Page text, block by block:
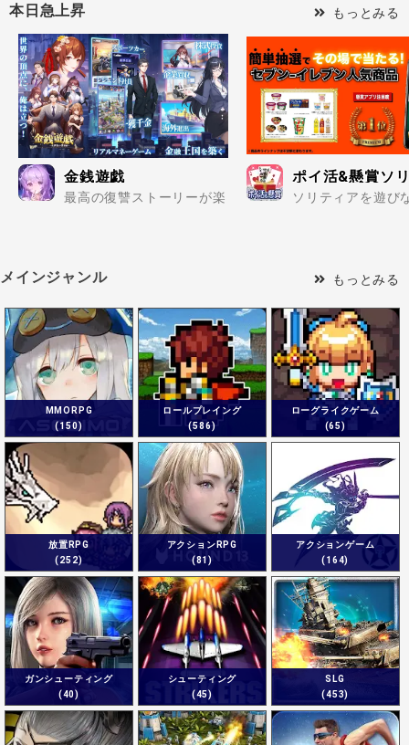
本日急上昇 もっとみる
金銭遊戯
最高の復讐ストーリーが楽しめる一発逆転商業シミュレ
ポイ活&懸賞ソ
ソリティアを遊び
メインジャンル もっとみる
MMORPG
(150)
ロールプレイング
(586)
ローグライクゲーム
(65)
放置RPG
(252)
アクションRPG
(81)
アクションゲーム
(164)
ガンシューティング
(40)
シューティング
(45)
SLG
(453)